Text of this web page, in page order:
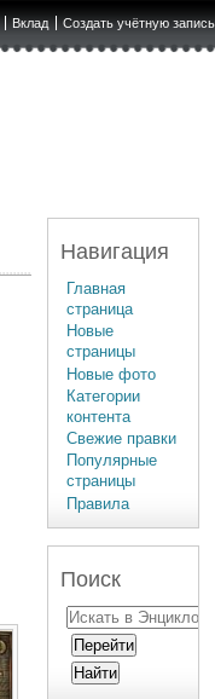
Вклад Создать учётную запись
Навигация
Главная
страница
Новые
страницы
Новые фото
Категории
контента
Свежие правки
Популярные
страницы
Правила
Поиск